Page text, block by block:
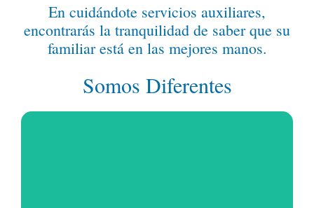
En cuidándote servicios auxiliares,
encontrarás la tranquilidad de saber que su
familiar está en las mejores manos.
Somos Diferentes